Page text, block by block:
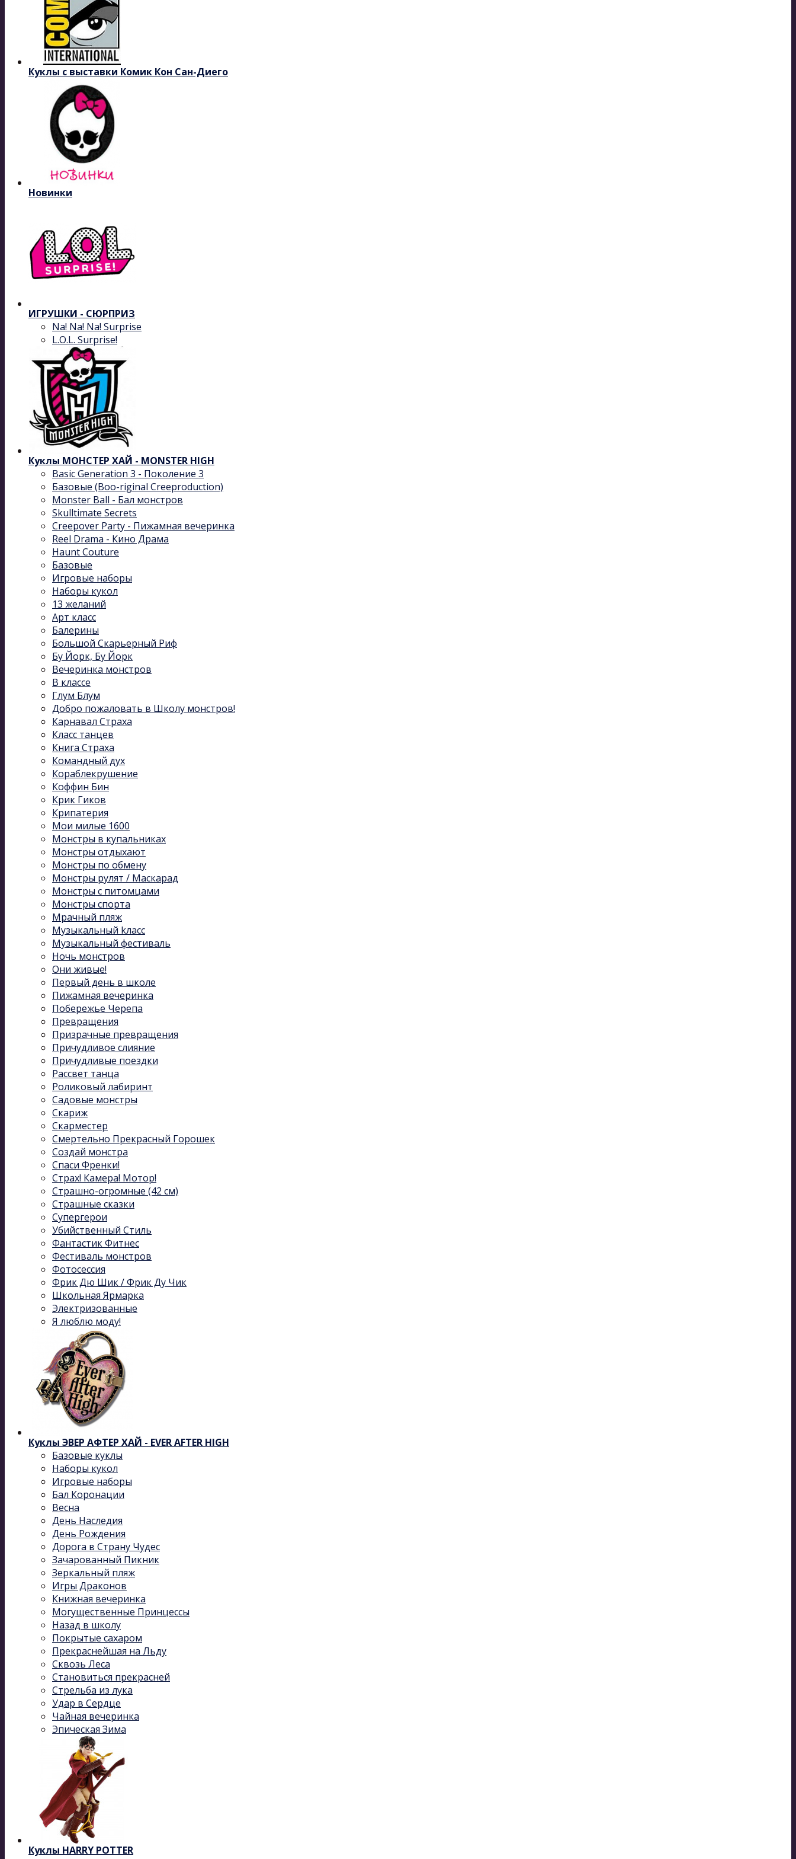
Куклы с выставки Комик Кон Сан-Диего
Новинки
ИГРУШКИ - СЮРПРИЗ
Na! Na! Na! Surprise
L.O.L. Surprise!
Куклы МОНСТЕР ХАЙ - MONSTER HIGH
Basic Generation 3 - Поколение 3
Базовые (Boo-riginal Creeproduction)
Monster Ball - Бал монстров
Skulltimate Secrets
Creepover Party - Пижамная вечеринка
Reel Drama - Кино Драма
Haunt Couture
Базовые
Игровые наборы
Наборы кукол
13 желаний
Арт класс
Балерины
Большой Скарьерный Риф
Бу Йорк, Бу Йорк
Вечеринка монстров
В классе
Глум Блум
Добро пожаловать в Школу монстров!
Карнавал Cтраха
Класс танцев
Книга Страха
Командный дух
Кораблекрушение
Коффин Бин
Крик Гиков
Крипатерия
Мои милые 1600
Монстры в купальниках
Монстры отдыхают
Монстры по обмену
Монстры рулят / Маскарад
Монстры с питомцами
Монстры спорта
Мрачный пляж
Музыкальный kласс
Музыкальный фестиваль
Ночь монстров
Они живые!
Первый день в школе
Пижамная вечеринка
Побережье Черепа
Превращения
Призрачные превращения
Причудливое слияние
Причудливые поездки
Рассвет танца
Роликовый лабиринт
Садовые монстры
Скариж
Скарместер
Смертельно Прекрасный Горошек
Создай монстра
Спаси Френки!
Страх! Камера! Мотор!
Страшно-огромные (42 см)
Страшные сказки
Супергерои
Убийственный Стиль
Фантастик Фитнес
Фестиваль монстров
Фотосессия
Фрик Дю Шик / Фрик Ду Чик
Школьная Ярмарка
Электризованные
Я люблю моду!
Куклы ЭВЕР АФТЕР ХАЙ - EVER AFTER HIGH
Базовые куклы
Наборы кукол
Игровые наборы
Бал Коронации
Весна
День Наследия
День Рождения
Дорога в Страну Чудес
Зачарованный Пикник
Зеркальный пляж
Игры Драконов
Книжная вечеринка
Могущественные Принцессы
Назад в школу
Покрытые сахаром
Прекраснейшая на Льду
Сквозь Леса
Становиться прекрасней
Стрельба из лука
Удар в Сердце
Чайная вечеринка
Эпическая Зима
Куклы HARRY POTTER